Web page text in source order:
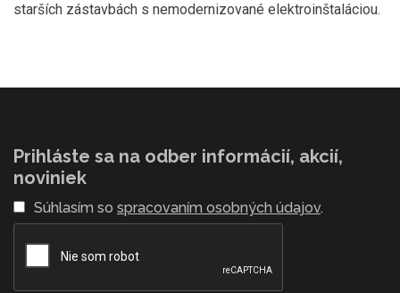
starších zástavbách s nemodernizované elektroinštaláciou.
Prihláste sa na odber informácií, akcií,
noviniek
Súhlasím so spracovaním osobných údajov.